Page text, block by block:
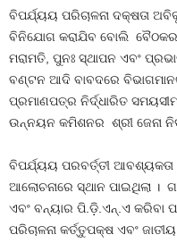
ବିପର୍ଯ୍ୟୟ ପରିଚାଳନା ଦକ୍ଷତା
ବିନିଯୋଗ କରାଯିବ ବୋଲି ବୈଠକର
ମରାମତି, ପୁନଃ ସ୍ଥାପନ ଏବଂ
ବଣ୍ଟନ ଆଦି ବାବଦରେ
ପ୍ରମାଣପତ୍ର ନିର୍ଦ୍ଧାରିତ
ଉନ୍ନୟନ କମିଶନର ଶ୍ରୀ ଜେନା
ବିପର୍ଯ୍ୟୟ ପରବର୍ତ୍ତୀ
ଆଲୋଚନାରେ ସ୍ଥାନ ପାଇଥିଲା ।
ଏବଂ ବନ୍ୟାର ପି.ଡ଼ି.ଏନ୍.ଏ କରିବା
ପରିଚାଳନା କର୍ତ୍ତୁପକ୍ଷ ଏବଂ